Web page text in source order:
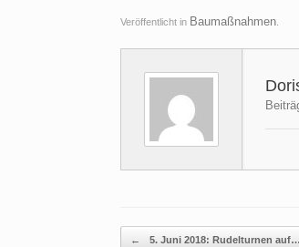
Veröffentlicht in Baumaßnahmen
Beitragsnavigation
← 5. Juni 2018: Rudelturnen auf…